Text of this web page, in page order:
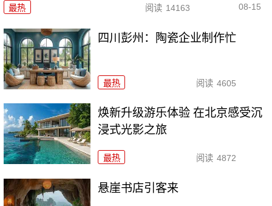
最热 阅读 14163 08-15
四川彭州：陶瓷企业制作忙
最热 阅读 4605
焕新升级游乐体验 在北京感受沉
浸式光影之旅
最热 阅读 4872
悬崖书店引客来